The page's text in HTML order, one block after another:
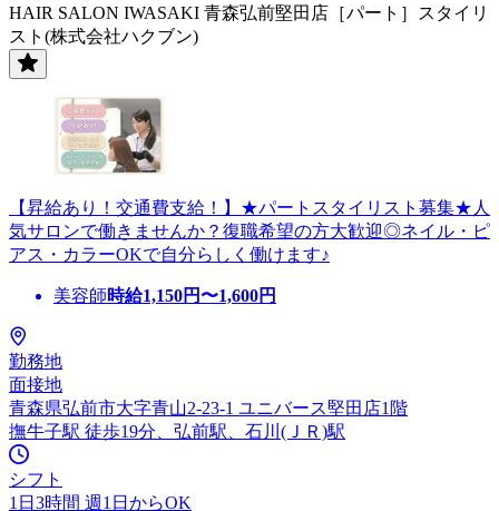
HAIR SALON IWASAKI 青森弘前堅田店［パート］スタイリ
スト(株式会社ハクブン)
【昇給あり！交通費支給！】★パートスタイリスト募集★人
気サロンで働きませんか？復職希望の方大歓迎◎ネイル・ピ
アス・カラーOKで自分らしく働けます♪
美容師時給1,150円〜1,600円
勤務地
面接地
青森県弘前市大字青山2-23-1 ユニバース堅田店1階
撫牛子駅 徒歩19分、弘前駅、石川(ＪＲ)駅
シフト
1日3時間 週1日からOK